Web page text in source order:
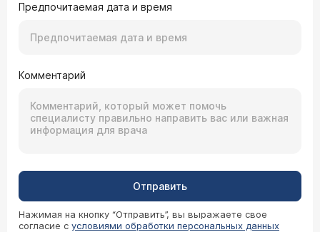
Предпочитаемая дата и время
Комментарий
Отправить
Нажимая на кнопку “Отправить”, вы выражаете свое
согласие с условиями обработки персональных данных